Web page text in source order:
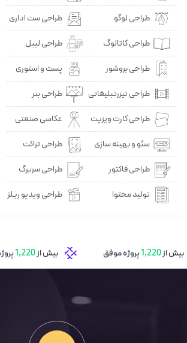
طراحی لوگو
طراحی کاتالوگ
طراحی بروشور
طراحی تیزرتبلیغاتی
طراحی کارت ویزیت
سئو و بهینه سازی
طراحی فاکتور
تولید محتوا
طراحی ست اداری
طراحی لیبل
پست و استوری
طراحی بنر
عکاسی صنعتی
طراحی تراکت
طراحی سربرگ
طراحی ویدیو ریلز
موفق بیش از 1,220 پروژه موفق